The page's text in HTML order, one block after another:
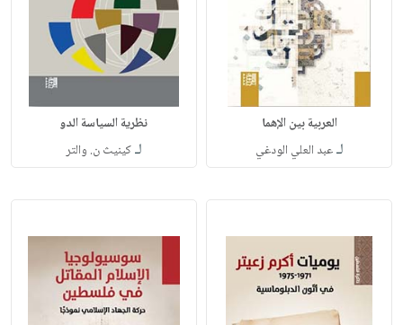
العربية بين الإهما
لـعبد العلي الودغي
نظرية السياسة الدو
لـكينيث ن. والتر